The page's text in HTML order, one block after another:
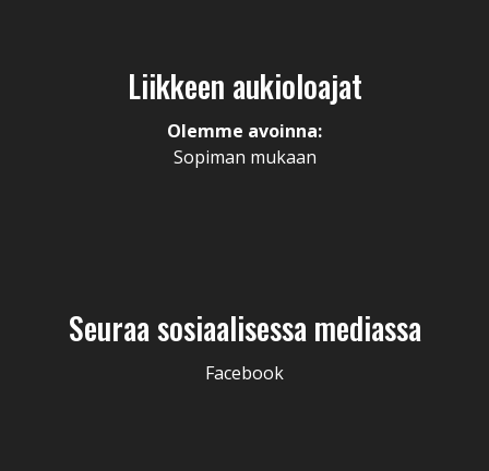
Liikkeen aukioloajat
Olemme avoinna:
Sopiman mukaan
Seuraa sosiaalisessa mediassa
Facebook